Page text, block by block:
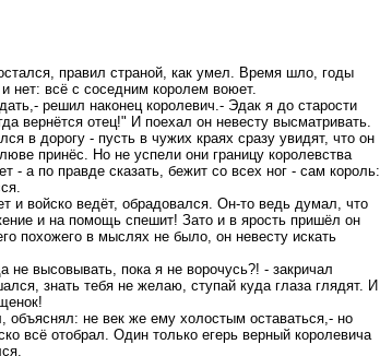
правил страной, как умел. Время шло, годы
нет: всё с соседним королем воюет.
решил наконец королевич.- Эдак я до старости
вернётся отец!" И поехал он невесту высматривать.
в дорогу - пусть в чужих краях сразу увидят, что он
принёс. Но не успели они границу королевства
- а по правде сказать, бежит со всех ног - сам король:
и войско ведёт, обрадовался. Он-то ведь думал, что
и на помощь спешит! Зато и в ярость пришёл он
похожего в мыслях не было, он невесту искать
не высовывать, пока я не ворочусь?! - закричал
знать тебя не желаю, ступай куда глаза глядят. И
объяснял: не век же ему холостым оставаться,- но
всё отобрал. Один только егерь верный королевича